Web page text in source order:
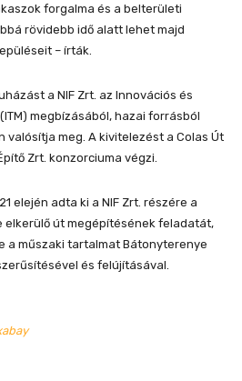
forgalma és a belterületi
rövidebb idő alatt lehet majd
– írták.
a NIF Zrt. az Innovációs és
megbízásából, hazai forrásból
valósítja meg. A kivitelezést a Colas Út
Zrt. konzorciuma végzi.
elején adta ki a NIF Zrt. részére a
út megépítésének feladatát,
a műszaki tartalmat Bátonyterenye
és felújításával.